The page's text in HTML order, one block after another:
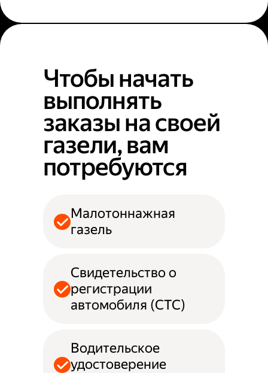
Чтобы начать
выполнять
заказы на своей
газели, вам
потребуются
Малотоннажная
газель
Свидетельство о
регистрации
автомобиля (СТС)
Водительское
удостоверение